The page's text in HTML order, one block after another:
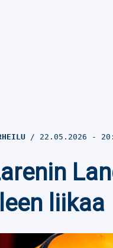
22.05.2026 -
liikaa